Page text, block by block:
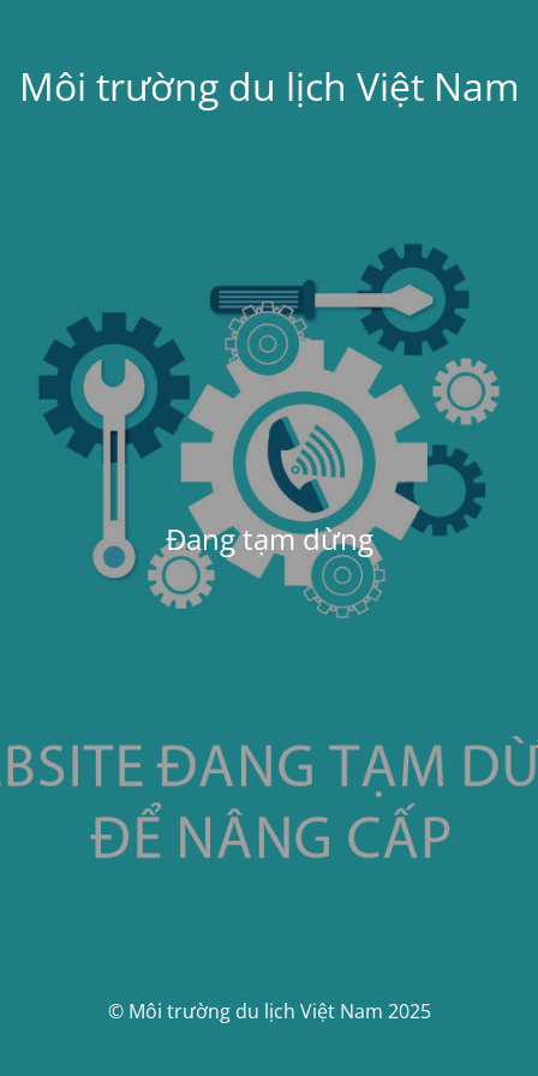
Môi trường du lịch Việt Nam
Đang tạm dừng
© Môi trường du lịch Việt Nam 2025